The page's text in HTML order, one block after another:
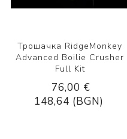
Трошачка RidgeMonkey
Advanced Boilie Crusher
Full Kit
76,00 €
148,64 (BGN)